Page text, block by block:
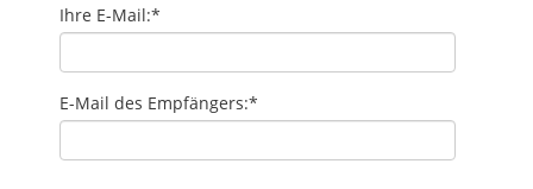
Ihre E-Mail:*
E-Mail des Empfängers:*